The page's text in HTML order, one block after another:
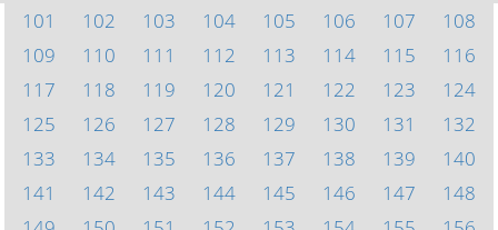
101
102 103 104 105 106 107
108
109
110 111 112 113 114 115
116
117
118 119 120 121 122 123
124
125
126 127 128 129 130 131
132
133
134 135 136 137 138 139
140
141
142 143 144 145 146 147
148